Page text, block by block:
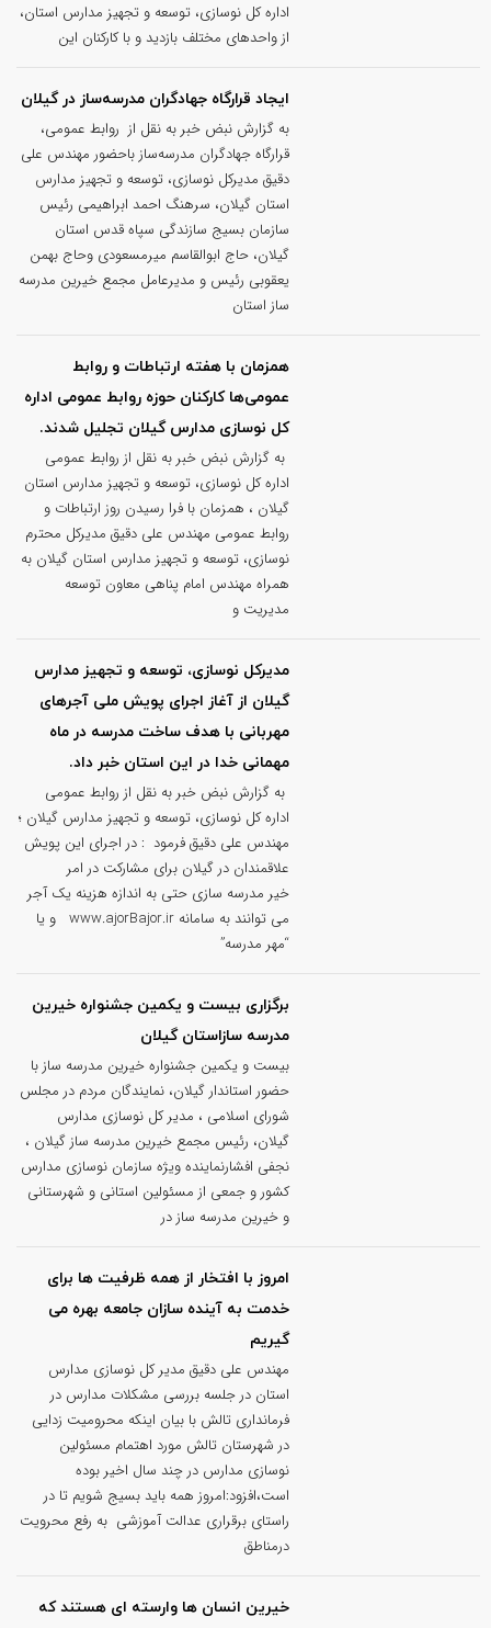
اداره کل نوسازی، توسعه و تجهیز مدارس استان،
از واحدهای مختلف بازدید و با کارکنان این
ایجاد قرارگاه جهادگران مدرسه‌ساز در گیلان
به گزارش نبض خبر به نقل از روابط عمومی،
قرارگاه جهادگران مدرسه‌ساز باحضور مهندس علی
دقیق مدیرکل نوسازی، توسعه و تجهیز مدارس
استان گیلان، سرهنگ احمد ابراهیمی رئیس
سازمان بسیج سازندگی سپاه قدس استان
گیلان، حاج ابوالقاسم میرمسعودی وحاج بهمن
یعقوبی رئیس و مدیرعامل مجمع خیرین مدرسه
ساز استان
همزمان با هفته ارتباطات و روابط
عمومی‌ها کارکنان حوزه روابط عمومی اداره
کل نوسازی مدارس گیلان تجلیل شدند.
به گزارش نبض خبر به نقل از روابط عمومی
اداره کل نوسازی، توسعه و تجهیز مدارس استان
گیلان ، همزمان با فرا رسیدن روز ارتباطات و
روابط عمومی مهندس علی دقیق مدیرکل محترم
نوسازی، توسعه و تجهیز مدارس استان گیلان به
همراه مهندس امام پناهی معاون توسعه
مدیریت و
مدیرکل نوسازی، توسعه و تجهیز مدارس
گیلان از آغاز اجرای پویش ملی آجرهای
مهربانی با هدف ساخت مدرسه در ماه
مهمانی خدا در این استان خبر داد.
به گزارش نبض خبر به نقل از روابط عمومی
اداره کل نوسازی، توسعه و تجهیز مدارس گیلان ؛
مهندس علی دقیق فرمود : در اجرای این پویش
علاقمندان در گیلان برای مشارکت در امر
خیر مدرسه سازی حتی به اندازه هزینه یک آجر
می توانند به سامانه www.ajorBajor.ir و یا
“مهر مدرسه”
برگزاری بیست و یکمین جشنواره خیرین
مدرسه سازاستان گیلان
بیست و یکمین جشنواره خیرین مدرسه ساز با
حضور استاندار گیلان، نمایندگان مردم در مجلس
شورای اسلامی ، مدیر کل نوسازی مدارس
گیلان، رئیس مجمع خیرین مدرسه ساز گیلان ،
نجفی افشارنماینده ویژه سازمان نوسازی مدارس
کشور و جمعی از مسئولین استانی و شهرستانی
و خیرین مدرسه ساز در
امروز با افتخار از همه ظرفیت ها برای
خدمت به آینده سازان جامعه بهره می
گیریم
مهندس علی دقیق مدیر کل نوسازی مدارس
استان در جلسه بررسی مشکلات مدارس در
فرمانداری تالش با بیان اینکه محرومیت زدایی
در شهرستان تالش مورد اهتمام مسئولین
نوسازی مدارس در چند سال اخیر بوده
است،افزود:امروز همه باید بسیج شویم تا در
راستای برقراری عدالت آموزشی به رفع محرویت
درمناطق
خیرین انسان ها وارسته ای هستند که